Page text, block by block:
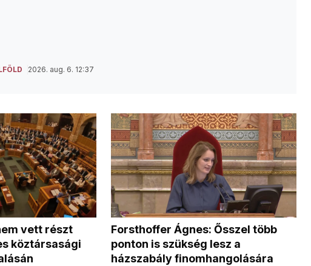
2026. aug. 6. 12:37
vett részt
köztársasági
Forsthoffer Ágnes: Ősszel több
ponton is szükség lesz a
házszabály finomhangolására